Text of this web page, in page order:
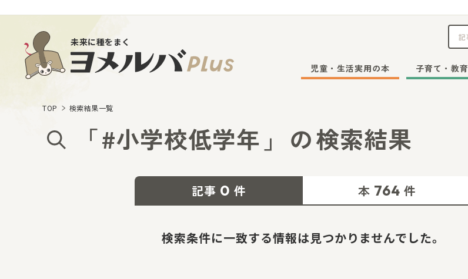
未来に種をまく
児童・生活実用の本 子育て・教育
TOP 検索結果一覧
「#小学校低学年 」 の検索結果
記事 0 件 本 764 件
検索条件に一致する情報は見つかりませんでした。